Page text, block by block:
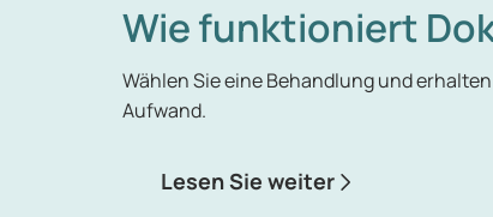
Wie funktioniert
Wählen Sie eine Behandlung und
Aufwand.
Lesen Sie weiter